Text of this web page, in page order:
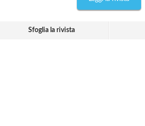
Sfoglia la rivista